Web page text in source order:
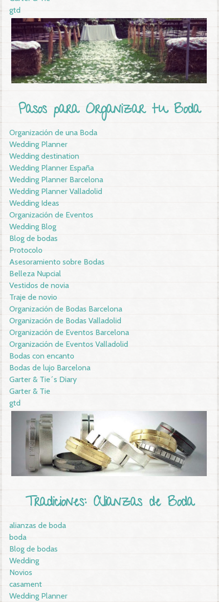
gtd
Pasos para Organizar tu Boda
Organización de una Boda
Wedding Planner
Wedding destination
Wedding Planner España
Wedding Planner Barcelona
Wedding Planner Valladolid
Wedding Ideas
Organización de Eventos
Wedding Blog
Blog de bodas
Protocolo
Asesoramiento sobre Bodas
Belleza Nupcial
Vestidos de novia
Traje de novio
Organización de Bodas Barcelona
Organización de Bodas Valladolid
Organización de Eventos Barcelona
Organización de Eventos Valladolid
Bodas con encanto
Bodas de lujo Barcelona
Garter & Tie´s Diary
Garter & Tie
gtd
Tradiciones: Alianzas de Boda
alianzas de boda
boda
Blog de bodas
Wedding
Novios
casament
Wedding Planner